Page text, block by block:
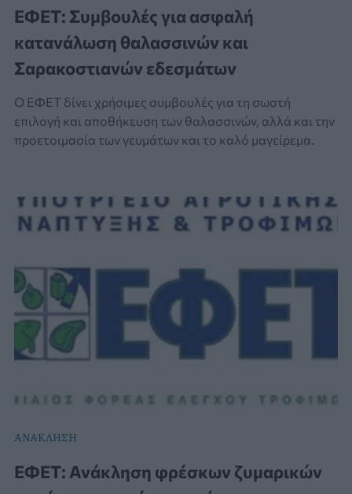
ΕΦΕΤ: Συμβουλές για ασφαλή
κατανάλωση θαλασσινών και
Σαρακοστιανών εδεσμάτων
Ο ΕΦΕΤ δίνει χρήσιμες συμβουλές για τη σωστή
επιλογή και αποθήκευση των θαλασσινών, αλλά και την
προετοιμασία των γευμάτων και το καλό μαγείρεμα.
ΑΝΑΚΛΗΣΗ
ΕΦΕΤ: Ανάκληση φρέσκων ζυμαρικών